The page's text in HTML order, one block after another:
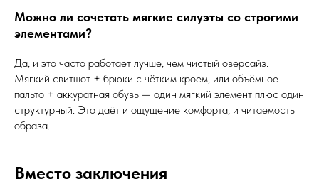
Можно ли сочетать мягкие силуэты со строгими
элементами?
Да, и это часто работает лучше, чем чистый оверсайз.
Мягкий свитшот + брюки с чётким кроем, или объёмное
пальто + аккуратная обувь — один мягкий элемент плюс один
структурный. Это даёт и ощущение комфорта, и читаемость
образа.
Вместо заключения